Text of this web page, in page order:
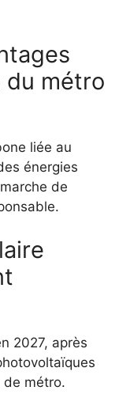
du métro
liée au
énergies
de
2027, après
de métro.